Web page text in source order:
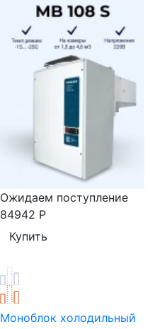
Ожидаем поступление
84942 Р
Моноблок холодильный